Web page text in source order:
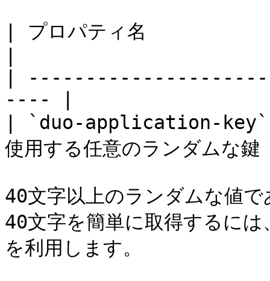
| プロパティ名
|
---- |
| `duo-application-key` |
使用する任意のランダムな
40文字以上のランダムな値
40文字を簡単に取得するに
を利用します。